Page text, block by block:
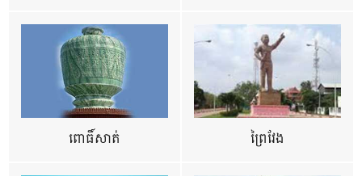
ពោធិ៍សាត់ ព្រៃវែង